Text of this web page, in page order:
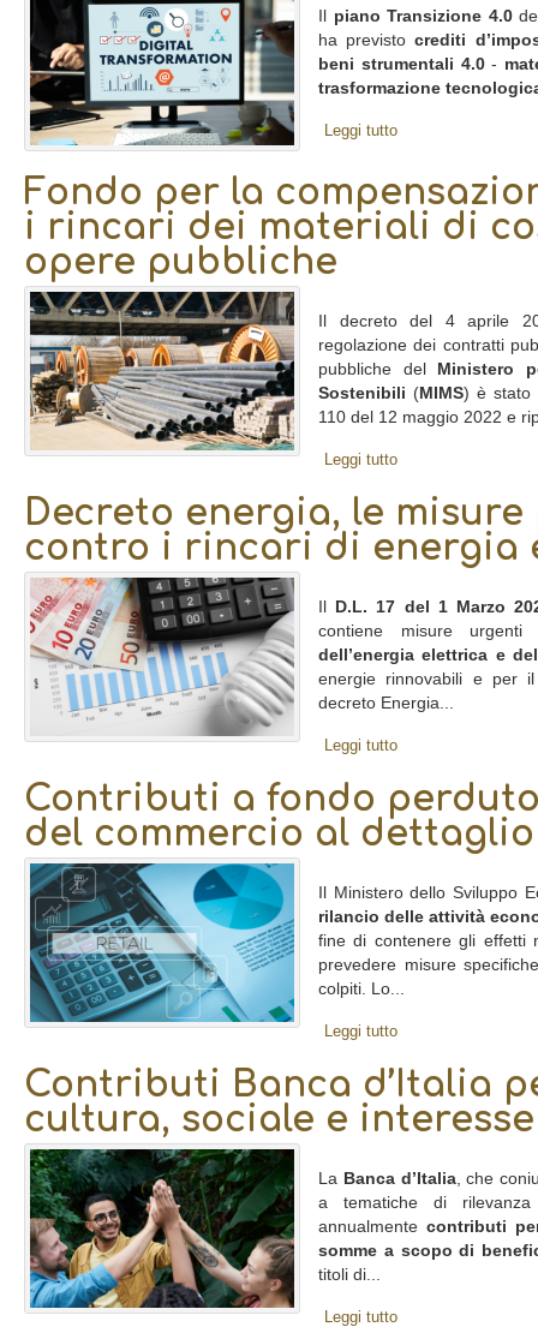
piano Transizione 4.0
ha previstocrediti
beni strumentali 4.0-
trasformazione
Leggi tutto
Fondo per la
i rincari dei materiali di
opere pubbliche
Il decreto del 4 aprile
regolazione dei contratti
pubbliche del
Ministero
Sostenibili (MIMS) è stato
110 del 12 maggio 2022 e
Leggi tutto
Decreto energia, le
contro i rincari di energia
D.L. 17 del 1 Marzo
contiene misure
dell’energia elettrica e
energie rinnovabili e per
decreto Energia...
Leggi tutto
Contributi a fondo
del commercio al dettaglio
Il Ministero dello Sviluppo
rilancio delle attività
fine di contenere gli effetti
prevedere misure
colpiti. Lo...
Leggi tutto
Contributi Banca d’Italia
cultura, sociale e
La Banca d’Italia, che
a tematiche di
annualmentecontributi
somme a scopo di
titoli di...
Leggi tutto